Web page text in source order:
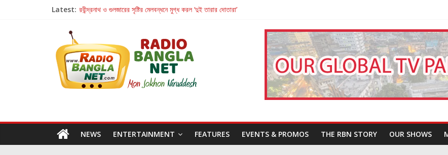
Latest: রবীন্দ্রনাথ ও গুলজারের সৃষ্টির মেলবন্ধনে মুগ্ধ করল ‘দুই তারার দোতারা’
Retribution: A Thought-Provoking Short Film That Challenges Our Understanding of Justice
হাওয়া বদলের টলিউডে ‘তুমি এলে তাই’
NEWS ENTERTAINMENT FEATURES EVENTS & PROMOS THE RBN STORY OUR SHOWS